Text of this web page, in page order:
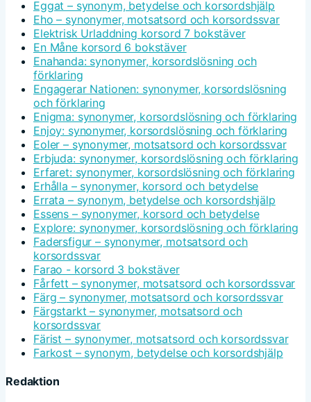
Eggat – synonym, betydelse och korsordshjälp
Eho – synonymer, motsatsord och korsordssvar
Elektrisk Urladdning korsord 7 bokstäver
En Måne korsord 6 bokstäver
Enahanda: synonymer, korsordslösning och
förklaring
Engagerar Nationen: synonymer, korsordslösning
och förklaring
Enigma: synonymer, korsordslösning och förklaring
Enjoy: synonymer, korsordslösning och förklaring
Eoler – synonymer, motsatsord och korsordssvar
Erbjuda: synonymer, korsordslösning och förklaring
Erfaret: synonymer, korsordslösning och förklaring
Erhålla – synonymer, korsord och betydelse
Errata – synonym, betydelse och korsordshjälp
Essens – synonymer, korsord och betydelse
Explore: synonymer, korsordslösning och förklaring
Fadersfigur – synonymer, motsatsord och
korsordssvar
Farao - korsord 3 bokstäver
Fårfett – synonymer, motsatsord och korsordssvar
Färg – synonymer, motsatsord och korsordssvar
Färgstarkt – synonymer, motsatsord och
korsordssvar
Färist – synonymer, motsatsord och korsordssvar
Farkost – synonym, betydelse och korsordshjälp
Redaktion